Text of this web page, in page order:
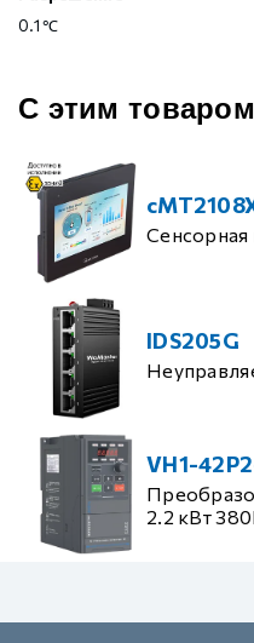
0.1 ℃
С этим
Сенсорная
IDS205G
VH1-
2.2 кВт